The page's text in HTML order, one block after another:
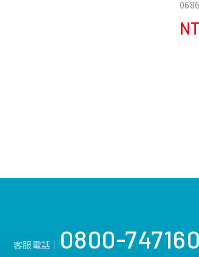
客服電話│ 0800-747160